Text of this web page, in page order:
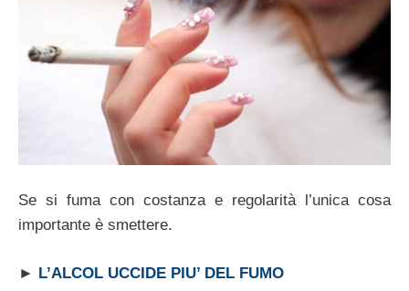
Se si fuma con costanza e regolarità l’unica cosa
importante è smettere.
► L’ALCOL UCCIDE PIU’ DEL FUMO